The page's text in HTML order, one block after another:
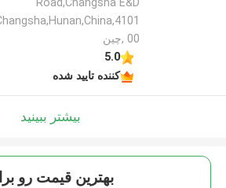
00 ,چین
5.0
کننده تایید شده
بیشتر ببینید
بهترين قيمت رو